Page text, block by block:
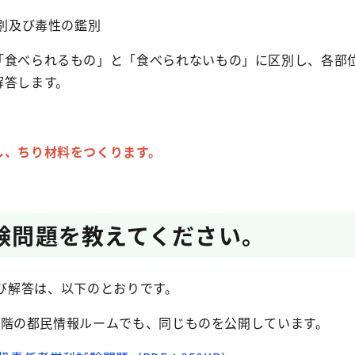
及び毒性の鑑別
べられるもの」と「食べられないもの」に区別し、各部
します。
ちり材料をつくります。
題を教えてください。
答は、以下のとおりです。
の都民情報ルームでも、同じものを公開しています。